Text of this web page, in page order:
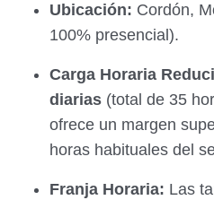
Ubicación: Cordón,
100% presencial).
Carga Horaria
diarias (total de 35
ofrece un margen
horas habituales del
Franja Horaria: Las